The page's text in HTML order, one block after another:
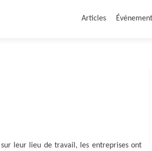
Articles
leur lieu de travail, les entreprises ont